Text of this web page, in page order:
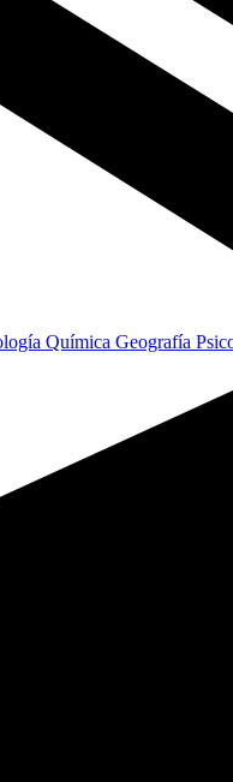
Química Geografía